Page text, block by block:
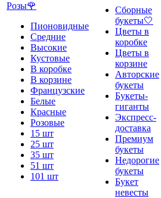
Розы🌹
Пионовидные
Средние
Высокие
Кустовые
В коробке
В корзине
Французские
Белые
Красные
Розовые
15 шт
25 шт
35 шт
51 шт
101 шт
Сборные
букеты🤍
Цветы в
коробке
Цветы в
корзине
Авторские
букеты
Букеты-
гиганты
Экспресс-
доставка
Премиум
букеты
Недорогие
букеты
Букет
невесты